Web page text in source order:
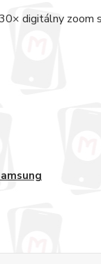
digitálny zoom